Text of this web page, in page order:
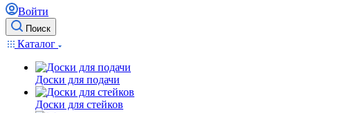
Войти
Поиск
Каталог
Доски для подачи
Доски для стейков